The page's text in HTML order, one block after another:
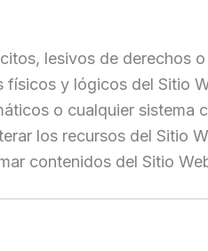
lesivos de derechos
físicos y lógicos del Sitio
o cualquier sistema
los recursos del Sitio
contenidos del Sitio